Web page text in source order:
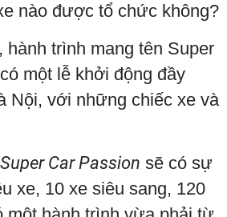
nào được tổ chức không?
hành trình mang tên Super
một lễ khởi động đầy
Nội, với những chiếc xe và
Super Car Passion sẽ có sự
xe, 10 xe siêu sang, 120